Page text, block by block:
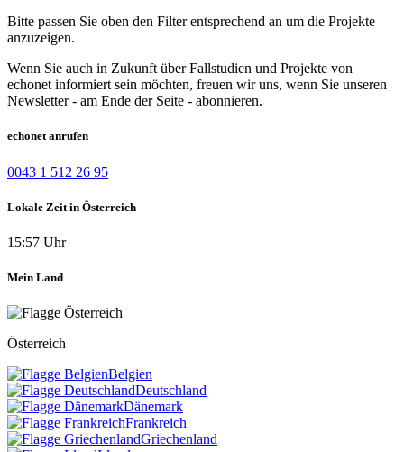
Bitte passen Sie oben den Filter entsprechend an um die Projekte
anzuzeigen.
Wenn Sie auch in Zukunft über Fallstudien und Projekte von
echonet informiert sein möchten, freuen wir uns, wenn Sie unseren
Newsletter - am Ende der Seite - abonnieren.
echonet anrufen
0043 1 512 26 95
Lokale Zeit in Österreich
15:57 Uhr
Mein Land
Österreich
Belgien
Deutschland
Dänemark
Frankreich
Griechenland